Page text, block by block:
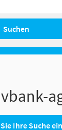
Suchen
Ihre Suche ein